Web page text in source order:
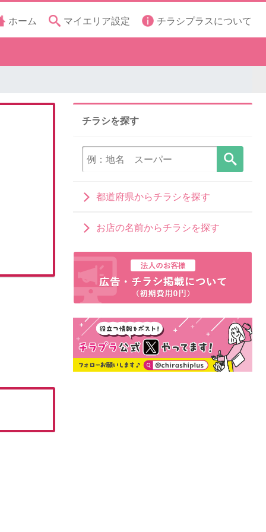
ホーム マイエリア設定 チラシプラスについて
チラシを探す
都道府県からチラシを探す
お店の名前からチラシを探す